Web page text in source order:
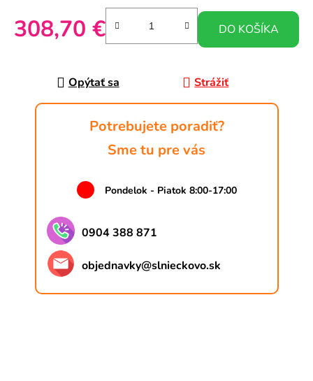
308,70 € DO KOŠÍKA
Opýtať sa Strážiť
Potrebujete poradiť?
Sme tu pre vás
Pondelok - Piatok 8:00-17:00
0904 388 871
objednavky@slnieckovo.sk